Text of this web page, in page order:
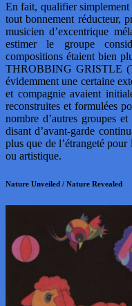
En fait, qualifier
tout bonnement réducteur,
musicien d’excentrique
estimer le groupe
compositions étaient bien
THROBBING GRISTLE
évidemment une certaine
et compagnie avaient
reconstruites et formulées
nombre d’autres groupes
disant d’avant-garde
plus que de l’étrangeté pour
ou artistique.
Nature Unveiled / Nature Revealed